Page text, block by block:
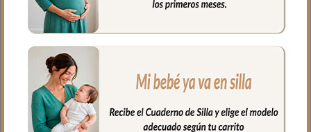
Para el tejido del interior puedes elegir en
piqué de algodón o en pelo corto liso.
El relleno del saquito es micro fibra hueca
para mayor confort del bebé y muy
buena transpirabilidad.
Puedes lavar a mano o en lavadora,
siempre agua fría, jabones no abrasivos y